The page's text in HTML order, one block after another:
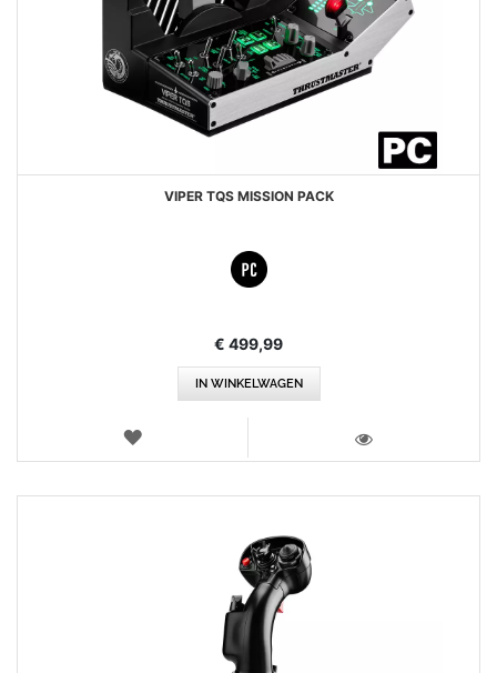
VIPER TQS MISSION PACK
€ 499,99
IN WINKELWAGEN
VERLANGLIJST